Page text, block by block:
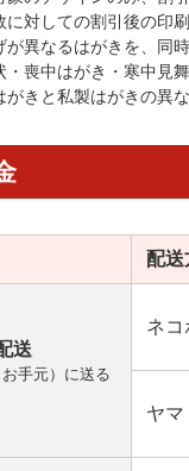
に対しての割引後の印
異なるはがきを、同
喪中はがき・寒中見
きと私製はがきの異
配送
送
手元）に送る
ネコ
ヤマ